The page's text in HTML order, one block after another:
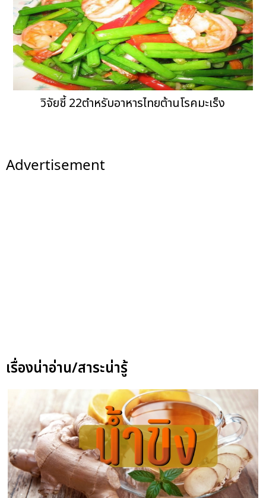
วิจัยชี้ 22ตำหรับอาหารไทยต้านโรคมะเร็ง
Advertisement
เรื่องน่าอ่าน/สาระน่ารู้